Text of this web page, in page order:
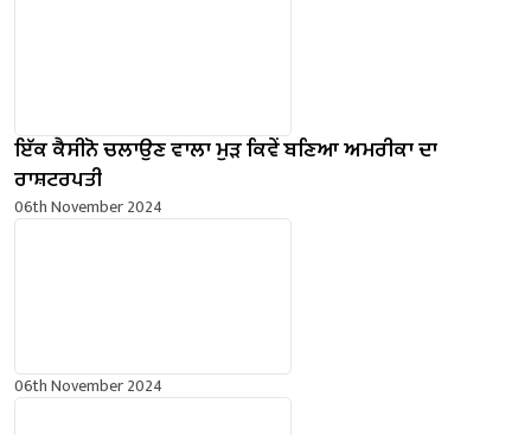
ਇੱਕ ਕੈਸੀਨੋ ਚਲਾਉਣ ਵਾਲਾ ਮੁੜ ਕਿਵੇਂ ਬਣਿਆ ਅਮਰੀਕਾ ਦਾ
ਰਾਸ਼ਟਰਪਤੀ
06th November 2024
06th November 2024